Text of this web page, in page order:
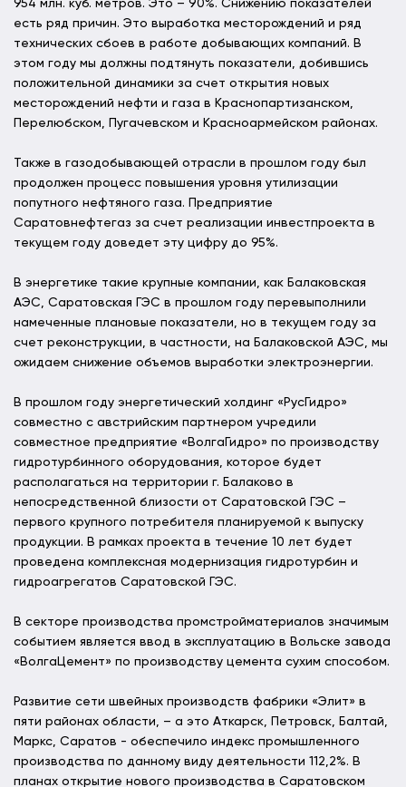
954 млн. куб. метров. Это – 90%. Снижению показателей
есть ряд причин. Это выработка месторождений и ряд
технических сбоев в работе добывающих компаний. В
этом году мы должны подтянуть показатели, добившись
положительной динамики за счет открытия новых
месторождений нефти и газа в Краснопартизанском,
Перелюбском, Пугачевском и Красноармейском районах.
Также в газодобывающей отрасли в прошлом году был
продолжен процесс повышения уровня утилизации
попутного нефтяного газа. Предприятие
Саратовнефтегаз за счет реализации инвестпроекта в
текущем году доведет эту цифру до 95%.
В энергетике такие крупные компании, как Балаковская
АЭС, Саратовская ГЭС в прошлом году перевыполнили
намеченные плановые показатели, но в текущем году за
счет реконструкции, в частности, на Балаковской АЭС, мы
ожидаем снижение объемов выработки электроэнергии.
В прошлом году энергетический холдинг «РусГидро»
совместно с австрийским партнером учредили
совместное предприятие «ВолгаГидро» по производству
гидротурбинного оборудования, которое будет
располагаться на территории г. Балаково в
непосредственной близости от Саратовской ГЭС –
первого крупного потребителя планируемой к выпуску
продукции. В рамках проекта в течение 10 лет будет
проведена комплексная модернизация гидротурбин и
гидроагрегатов Саратовской ГЭС.
В секторе производства промстройматериалов значимым
событием является ввод в эксплуатацию в Вольске завода
«ВолгаЦемент» по производству цемента сухим способом.
Развитие сети швейных производств фабрики «Элит» в
пяти районах области, – а это Аткарск, Петровск, Балтай,
Маркс, Саратов - обеспечило индекс промышленного
производства по данному виду деятельности 112,2%. В
планах открытие нового производства в Саратовском